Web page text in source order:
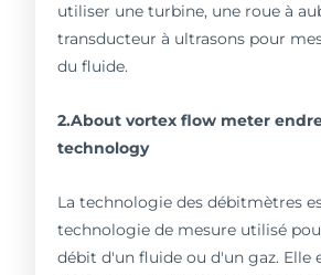
utiliser une turbine, une roue à
transducteur à ultrasons pour
du fluide.
2.About vortex flow meter
technology
La technologie des débitmètres
technologie de mesure utilisé
débit d'un fluide ou d'un gaz. Elle